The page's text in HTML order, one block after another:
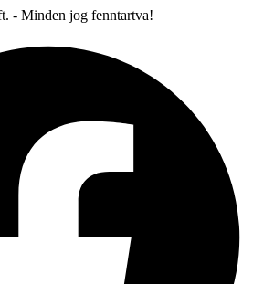
- Minden jog fenntartva!